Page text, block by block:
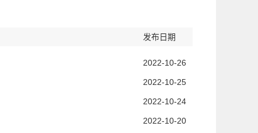
发布日期
2022-10-26
2022-10-25
2022-10-24
2022-10-20